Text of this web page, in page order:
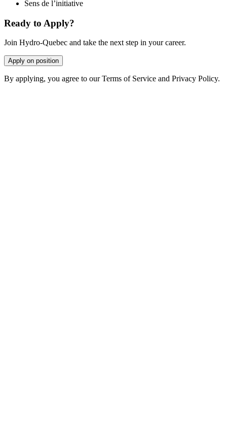
Sens de l’initiative
Ready to Apply?
Join Hydro-Quebec and take the next step in your career.
Apply on position
By applying, you agree to our Terms of Service and Privacy Policy.